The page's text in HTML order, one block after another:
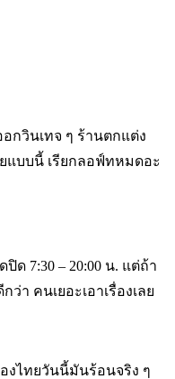
กวินเทจ ๆ ร้านตกแต่ง
แบบนี้ เรียกลอฟ์ทหมดอะ
ด 7:30 – 20:00 น. แต่ถ้า
า คนเยอะเอาเรื่องเลย
งไทยวันนี้มันร้อนจริง ๆ